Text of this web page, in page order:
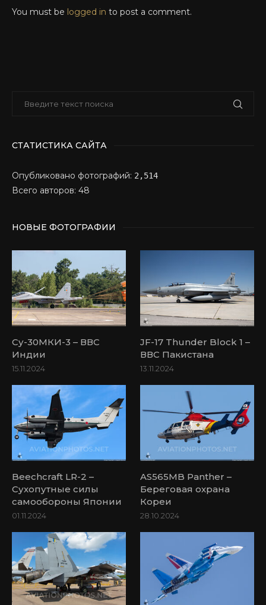
You must be logged in to post a comment.
СТАТИСТИКА САЙТА
Опубликовано фотографий: 2,514
Всего авторов: 48
НОВЫЕ ФОТОГРАФИИ
Су-30МКИ-3 – ВВС
Индии
15.11.2024
JF-17 Thunder Block 1 –
ВВС Пакистана
13.11.2024
Beechcraft LR-2 –
Сухопутные силы
самообороны Японии
01.11.2024
AS565MB Panther –
Береговая охрана
Кореи
28.10.2024